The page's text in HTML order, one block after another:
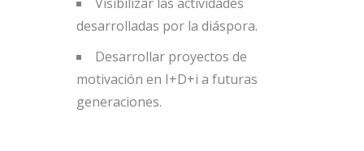
desarrolladas por la diáspora.
Desarrollar proyectos de
motivación en I+D+i a futuras
generaciones.